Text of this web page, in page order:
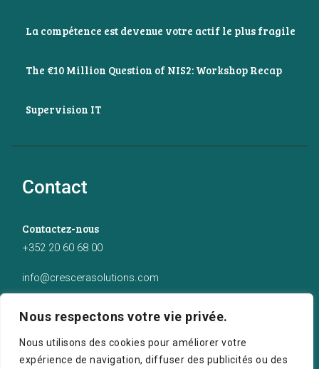
Nous respectons votre vie privée.
Nous utilisons des cookies pour améliorer votre
expérience de navigation, diffuser des publicités ou des
La compétence est devenue votre actif le plus fragile
The €10 Million Question of NIS2: Workshop Recap
Supervision IT
Contact
Contactez-nous
+352 20 60 68 00
info@crescerasolutions.com
50 route d’Esch (2ème étage), Luxembourg